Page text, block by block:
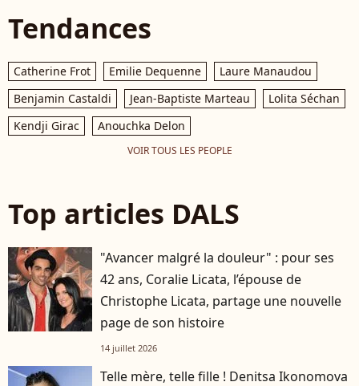
Tendances
Catherine Frot Emilie Dequenne
Laure Manaudou
Benjamin Castaldi
Jean-Baptiste Marteau
Lolita Séchan
Kendji Girac
Anouchka Delon
VOIR TOUS LES PEOPLE
Top articles DALS
"Avancer malgré la douleur" : pour ses
42 ans, Coralie Licata, l’épouse de
Christophe Licata, partage une nouvelle
page de son histoire
14 juillet 2026
Telle mère, telle fille ! Denitsa Ikonomova